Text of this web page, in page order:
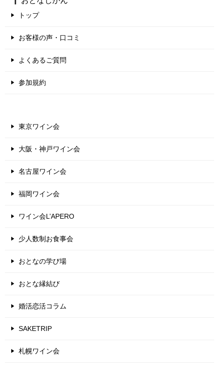
トップ
お客様の声・口コミ
よくあるご質問
参加規約
東京ワイン会
大阪・神戸ワイン会
名古屋ワイン会
福岡ワイン会
ワイン会L’APERO
少人数制お食事会
おとなの学び場
おとな縁結び
婚活恋活コラム
SAKETRIP
札幌ワイン会